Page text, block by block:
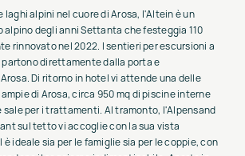
alpini nel cuore di Arosa, l'Altein è un
degli anni Settanta che festeggia 110
rinnovato nel 2022. I sentieri per escursioni a
direttamente dalla porta e
Di ritorno in hotel vi attende una delle
di Arosa, circa 950 mq di piscine interne
sale per i trattamenti. Al tramonto, l'Alpensand
sul tetto vi accoglie con la sua vista
ideale sia per le famiglie sia per le coppie, con